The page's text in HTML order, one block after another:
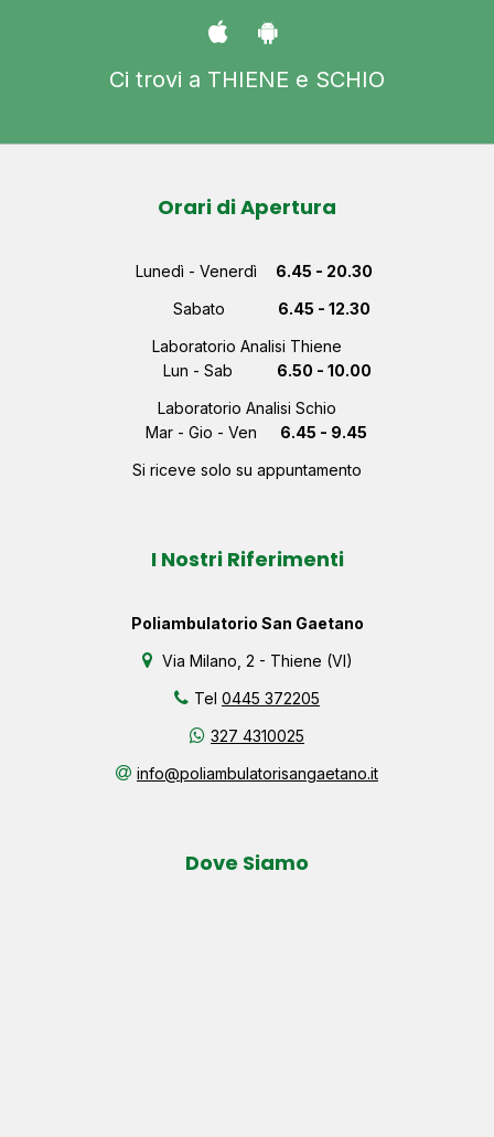
Ci trovi a THIENE e SCHIO
Orari di Apertura
Lunedì - Venerdì
6.45 - 20.30
Sabato
6.45 - 12.30
Laboratorio Analisi Thiene
Lun - Sab
6.50 - 10.00
Laboratorio Analisi Schio
Mar - Gio - Ven
6.45 - 9.45
Si riceve solo su appuntamento
I Nostri Riferimenti
Poliambulatorio San Gaetano
Via Milano, 2 - Thiene (VI)
Tel 0445 372205
327 4310025
info@poliambulatorisangaetano.it
Dove Siamo